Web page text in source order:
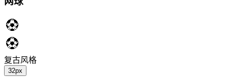
复古风格
32px